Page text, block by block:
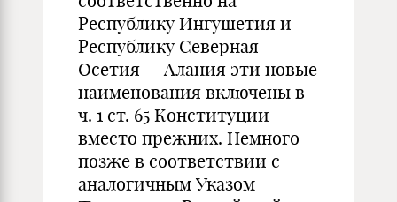
Республику Ингушетия и
Республику Северная
Осетия — Алания эти новые
наименования включены в
ч. 1 ст. 65 Конституции
вместо прежних. Немного
позже в соответствии с
аналогичным Указом